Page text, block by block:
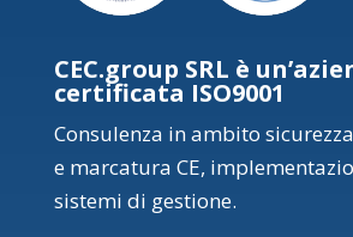
CEC.group SRL è
certificata ISO9001
Consulenza in ambito
e marcatura CE,
sistemi di gestione.